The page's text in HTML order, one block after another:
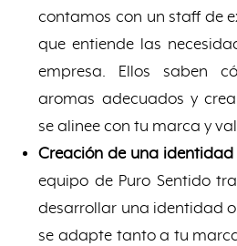
contamos con un staff de
que entiende las
empresa. Ellos saben
aromas adecuados y
se alinee con tu marca y
Creación de una
equipo de Puro Sentido
desarrollar una identidad
se adapte tanto a tu